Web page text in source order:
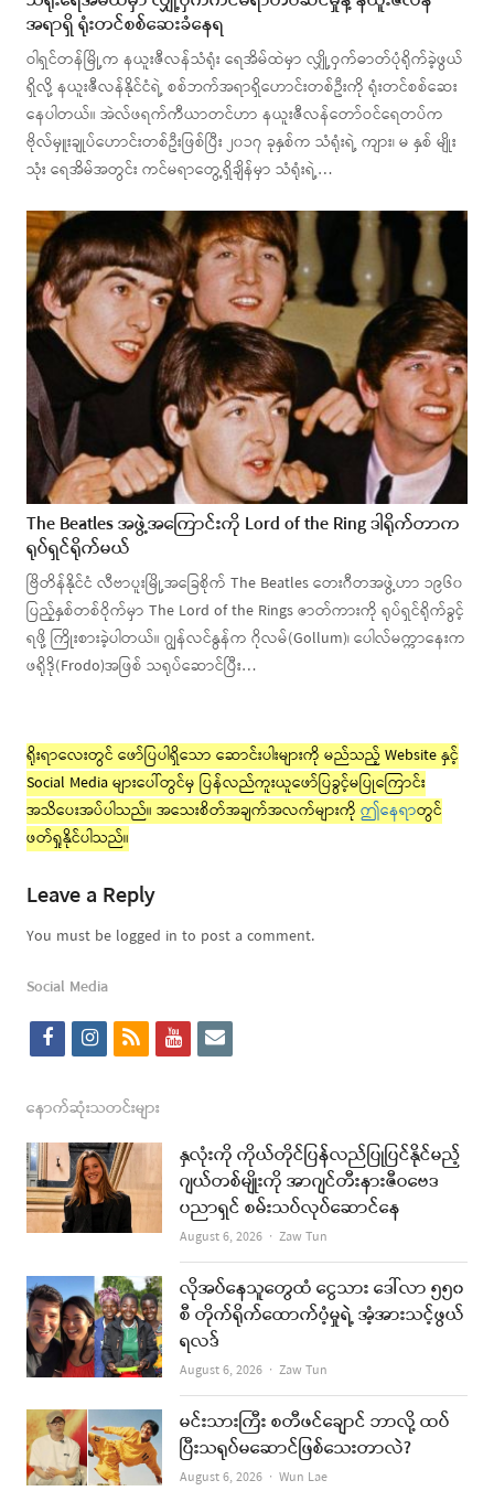
အရာရှိ ရုံးတင်စစ်ဆေးခံနေရ
ဝါရှင်တန်မြို့က နယူးဇီလန်သံရုံး ရေအိမ်ထဲမှာ လျှို့ဝှက်ဓာတ်ပုံရိုက်ခဲ့ဖွယ်
ရှိလို့ နယူးဇီလန်နိုင်ငံရဲ့ စစ်ဘက်အရာရှိဟောင်းတစ်ဦးကို ရုံးတင်စစ်ဆေး
နေပါတယ်။ အဲလ်ဖရက်ကီယာတင်ဟာ နယူးဇီလန်တော်ဝင်ရေတပ်က
ဗိုလ်မှူးချုပ်ဟောင်းတစ်ဦးဖြစ်ပြီး ၂၀၁၇ ခုနှစ်က သံရုံးရဲ့ ကျား၊ မ နှစ် မျိုး
သုံး ရေအိမ်အတွင်း ကင်မရာတွေ့ရှိချိန်မှာ သံရုံးရဲ့…
The Beatles အဖွဲ့အကြောင်းကို Lord of the Ring ဒါရိုက်တာက
ရုပ်ရှင်ရိုက်မယ်
ဗြိတိန်နိုင်ငံ လီဗာပူးမြို့အခြေစိုက် The Beatles တေးဂီတအဖွဲ့ဟာ ၁၉၆၀
ပြည့်နှစ်တစ်ဝိုက်မှာ The Lord of the Rings ဇာတ်ကားကို ရုပ်ရှင်ရိုက်ခွင့်
ရဖို့ ကြိုးစားခဲ့ပါတယ်။ ဂျွန်လင်နွန်က ဂိုလမ်(Gollum)၊ ပေါလ်မက္ကာနေးက
ဖရိုဒို(Frodo)အဖြစ် သရုပ်ဆောင်ပြီး…
ရိုးရာလေးတွင် ဖော်ပြပါရှိသော ဆောင်းပါးများကို မည်သည့် Website နှင့်
Social Media များပေါ်တွင်မှ ပြန်လည်ကူးယူဖော်ပြခွင့်မပြုကြောင်း
အသိပေးအပ်ပါသည်။ အသေးစိတ်အချက်အလက်များကို ဤနေရာတွင်
ဖတ်ရှုနိုင်ပါသည်။
Leave a Reply
You must be logged in to post a comment.
Social Media
f
c
e
b
o
k
i
s
t
a
g
a
m
r
s
y
t
u
b
e
e
i
l
နောက်ဆုံးသတင်းများ
နှလုံးကို ကိုယ်တိုင်ပြန်လည်ပြုပြင်နိုင်မည့်
ဂျယ်တစ်မျိုးကို အာဂျင်တီးနားဇီဝဗေဒ
ပညာရှင် စမ်းသပ်လုပ်ဆောင်နေ
August 6, 2026 Author
Zaw Tun
လိုအပ်နေသူတွေထံ ငွေသား ဒေါ်လာ ၅၅၀
စီ တိုက်ရိုက်ထောက်ပံ့မှုရဲ့ အံ့အားသင့်ဖွယ်
ရလဒ်
August 6, 2026 Author
Zaw Tun
မင်းသားကြီး စတီဖင်ချောင် ဘာလို့ ထပ်
ပြီးသရုပ်မဆောင်ဖြစ်သေးတာလဲ?
August 6, 2026 Author
Wun Lae